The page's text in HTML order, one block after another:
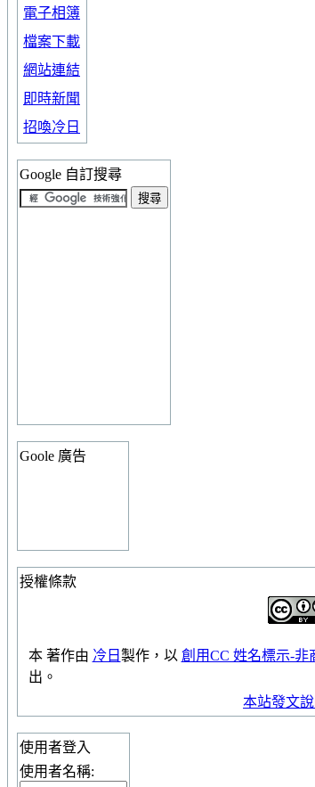
電子相簿
檔案下載
網站連結
即時新聞
招喚冷日
Google 自訂搜尋
Goole 廣告
授權條款
本 著作由 冷日 製作，以 創用CC 姓名標示-非
出。
本站發文
使用者登入
使用者名稱: